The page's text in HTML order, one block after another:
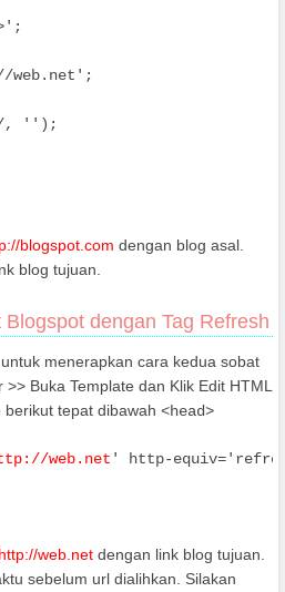
blogspot.com dengan blog asal.
blog tujuan.
dengan Tag Refresh
menerapkan cara kedua sobat
Buka Template dan Klik Edit HTML
tepat dibawah <head>
web.net ' http-
http://web.net dengan link blog tujuan.
sebelum url dialihkan. Silakan